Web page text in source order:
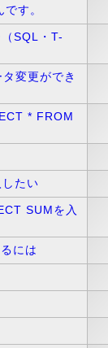
す。
SQL・T-
変更ができ
* FROM
たい
SUMを入
には